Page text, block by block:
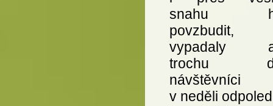
snahu
povzbudit,
vypadaly
trochu
návštěvníci
v neděli